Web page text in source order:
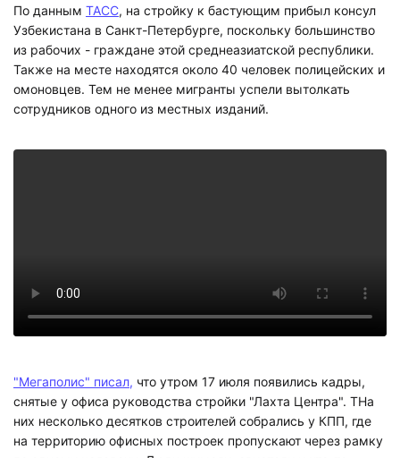
По данным ТАСС, на стройку к бастующим прибыл консул
Узбекистана в Санкт-Петербурге, поскольку большинство
из рабочих - граждане этой среднеазиатской республики.
Также на месте находятся около 40 человек полицейских и
омоновцев. Тем не менее мигранты успели вытолкать
сотрудников одного из местных изданий.
"Мегаполис" писал, что утром 17 июля появились кадры,
снятые у офиса руководства стройки "Лахта Центра". ТНа
них несколько десятков строителей собрались у КПП, где
на территорию офисных построек пропускают через рамку